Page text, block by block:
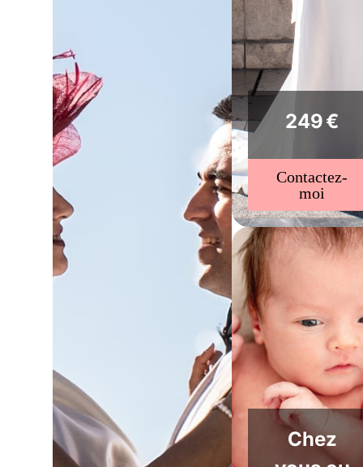
249 €
Contactez-
moi
Chez